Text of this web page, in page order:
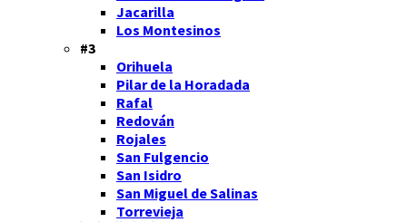
Jacarilla
Los Montesinos
#3
Orihuela
Pilar de la Horadada
Rafal
Redován
Rojales
San Fulgencio
San Isidro
San Miguel de Salinas
Torrevieja